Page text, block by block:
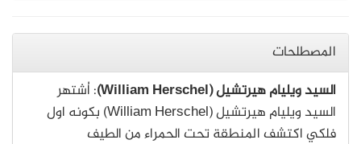
المصطلحات
السيد ويليام هيرتشيل (William Herschel)
: اُشتهر
السيد ويليام هيرتشيل (William Herschel) بكونه اول
فلكي اكتشف المنطقة تحت الحمراء من الطيف